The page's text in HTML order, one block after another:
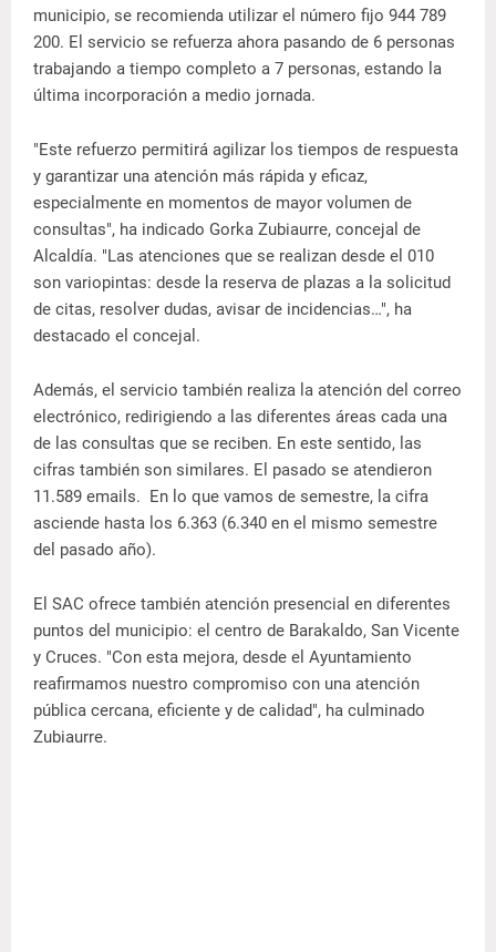
municipio, se recomienda utilizar el número fijo 944 789
200. El servicio se refuerza ahora pasando de 6 personas
trabajando a tiempo completo a 7 personas, estando la
última incorporación a medio jornada.
"Este refuerzo permitirá agilizar los tiempos de respuesta
y garantizar una atención más rápida y eficaz,
especialmente en momentos de mayor volumen de
consultas", ha indicado Gorka Zubiaurre, concejal de
Alcaldía. "Las atenciones que se realizan desde el 010
son variopintas: desde la reserva de plazas a la solicitud
de citas, resolver dudas, avisar de incidencias…", ha
destacado el concejal.
Además, el servicio también realiza la atención del correo
electrónico, redirigiendo a las diferentes áreas cada una
de las consultas que se reciben. En este sentido, las
cifras también son similares. El pasado se atendieron
11.589 emails. En lo que vamos de semestre, la cifra
asciende hasta los 6.363 (6.340 en el mismo semestre
del pasado año).
El SAC ofrece también atención presencial en diferentes
puntos del municipio: el centro de Barakaldo, San Vicente
y Cruces. "Con esta mejora, desde el Ayuntamiento
reafirmamos nuestro compromiso con una atención
pública cercana, eficiente y de calidad", ha culminado
Zubiaurre.